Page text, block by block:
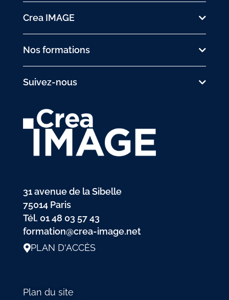
Crea IMAGE
Nos formations
Suivez-nous
31 avenue de la Sibelle
75014 Paris
Tél. 01 48 03 57 43
formation@crea-image.net
PLAN D'ACCÈS
Plan du site